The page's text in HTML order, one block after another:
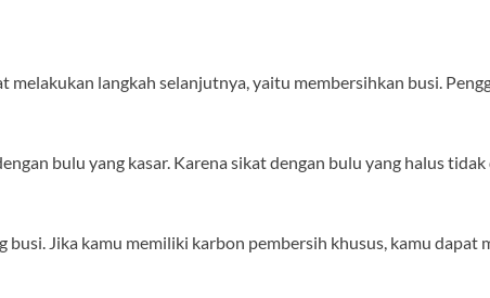
melakukan langkah selanjutnya, yaitu membersihkan busi.
bulu yang kasar. Karena sikat dengan bulu yang halus
Jika kamu memiliki karbon pembersih khusus, kamu dapat